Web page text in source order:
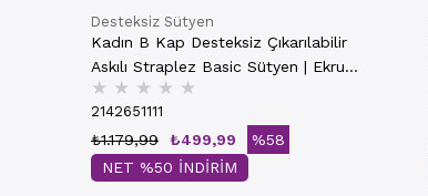
Desteksiz Sütyen
Kadın B Kap Desteksiz Çıkarılabilir
Askılı Straplez Basic Sütyen | Ekru
7050
★ ★ ★ ★ ★
2142651111
₺499,99
₺1.179,99
%58
NET %50 İNDİRİM